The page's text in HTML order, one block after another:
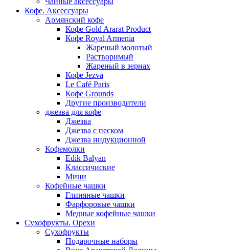
Кофе. Аксессуары
Армянский кофе
Кофе Gold Ararat Product
Кофе Royal Armenia
Жареный молотый
Растворимый
Жареный в зернах
Кофе Jezva
Le Café Paris
Кофе Grounds
Другие производители
джезва для кофе
Джезва
Джезва с песком
Джезва индукционной
Кофемолки
Edik Balyan
Классичиские
Мини
Кофейные чашки
Глиняные чашки
Фарфоровые чашки
Медные кофейные чашки
Сухофрукты. Орехи
Сухофрукты
Подарочные наборы